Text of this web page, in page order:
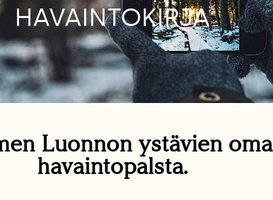
HAVAINTOKIRJA
Luonnon ystävien oma
havaintopalsta.